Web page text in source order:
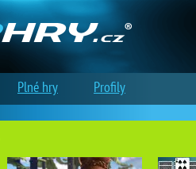
Plné hry Profily